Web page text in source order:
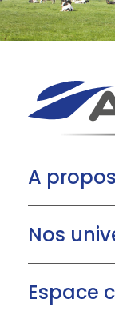
A propos
Nos
Espace